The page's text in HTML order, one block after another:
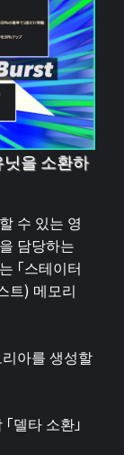
을 소환하
수 있는 영
담당하는
「스테이터
트) 메모리
아를 생성할
델타 소환」